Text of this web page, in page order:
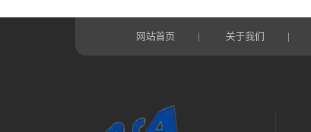
网站首页 关于我们